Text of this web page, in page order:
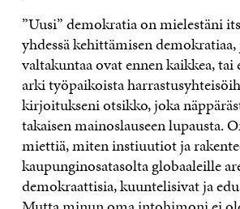
”Uusi” demokratia on mielestäni
yhdessä kehittämisen
valtakuntaa ovat ennen kaikkea,
arki työpaikoista
kirjoitukseni otsikko, joka
takaisen mainoslauseen lupausta.
miettiä, miten instiuutiot ja
kaupunginosatasolta globaaleille
demokraattisia, kuuntelisivat ja